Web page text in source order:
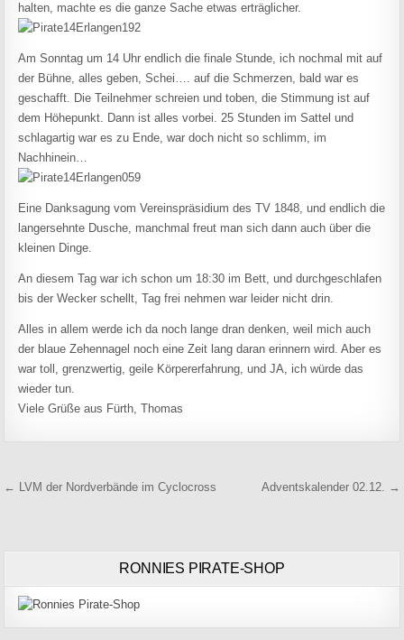
halten, machte es die ganze Sache etwas erträglicher.
Am Sonntag um 14 Uhr endlich die finale Stunde, ich nochmal mit auf
der Bühne, alles geben, Schei…. auf die Schmerzen, bald war es
geschafft. Die Teilnehmer schreien und toben, die Stimmung ist auf
dem Höhepunkt. Dann ist alles vorbei. 25 Stunden im Sattel und
schlagartig war es zu Ende, war doch nicht so schlimm, im
Nachhinein…
Eine Danksagung vom Vereinspräsidium des TV 1848, und endlich die
langersehnte Dusche, manchmal freut man sich dann auch über die
kleinen Dinge.
An diesem Tag war ich schon um 18:30 im Bett, und durchgeschlafen
bis der Wecker schellt, Tag frei nehmen war leider nicht drin.
Alles in allem werde ich da noch lange dran denken, weil mich auch
der blaue Zehennagel noch eine Zeit lang daran erinnern wird. Aber es
war toll, grenzwertig, geile Körpererfahrung, und JA, ich würde das
wieder tun.
Viele Grüße aus Fürth, Thomas
Beitragsnavigation
← LVM der Nordverbände im Cyclocross Adventskalender 02.12. →
RONNIES PIRATE-SHOP